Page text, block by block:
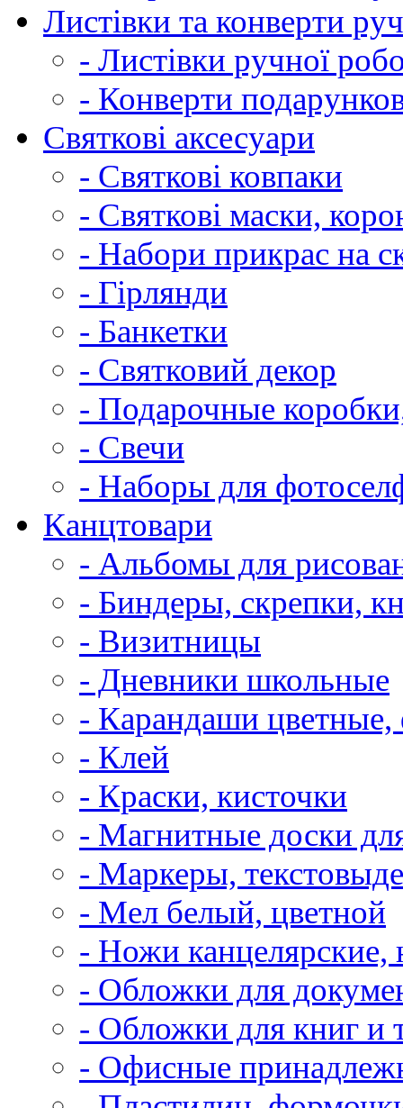
Листівки та конверти
- Листівки ручної
- Конверти
Святкові аксесуари
- Святкові ковпаки
- Святкові маски,
- Набори прикрас на
- Гірлянди
- Банкетки
- Святковий декор
- Подарочные
- Свечи
- Наборы для
Канцтовари
- Альбомы для
- Биндеры, скрепки,
- Визитницы
- Дневники школьные
- Карандаши цветные,
- Клей
- Краски, кисточки
- Магнитные доски
- Маркеры,
- Мел белый, цветной
- Ножи
- Обложки для
- Обложки для книг и
- Офисные